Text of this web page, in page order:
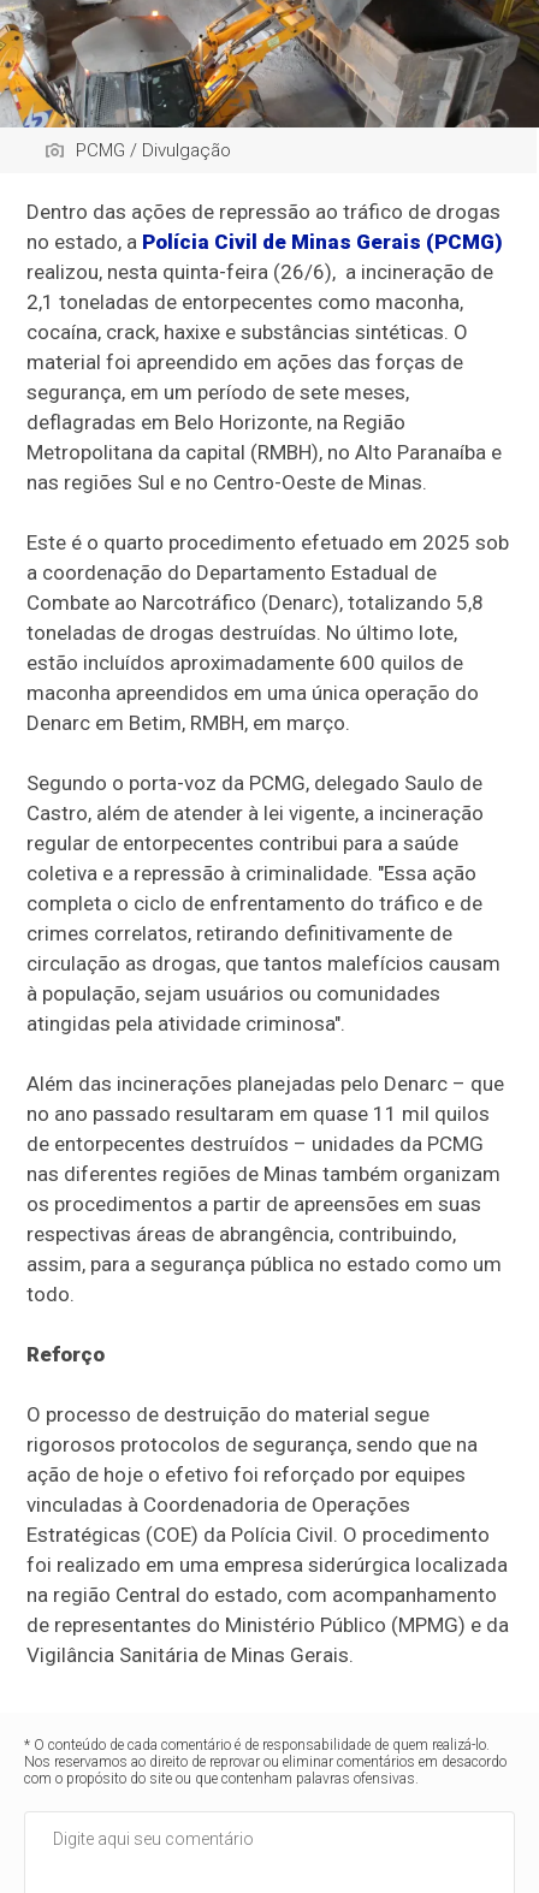
PCMG / Divulgação
Dentro das ações de repressão ao tráfico de drogas
no estado, a Polícia Civil de Minas Gerais (PCMG)
realizou, nesta quinta-feira (26/6), a incineração de
2,1 toneladas de entorpecentes como maconha,
cocaína, crack, haxixe e substâncias sintéticas. O
material foi apreendido em ações das forças de
segurança, em um período de sete meses,
deflagradas em Belo Horizonte, na Região
Metropolitana da capital (RMBH), no Alto Paranaíba e
nas regiões Sul e no Centro-Oeste de Minas.
Este é o quarto procedimento efetuado em 2025 sob
a coordenação do Departamento Estadual de
Combate ao Narcotráfico (Denarc), totalizando 5,8
toneladas de drogas destruídas. No último lote,
estão incluídos aproximadamente 600 quilos de
maconha apreendidos em uma única operação do
Denarc em Betim, RMBH, em março.
Segundo o porta-voz da PCMG, delegado Saulo de
Castro, além de atender à lei vigente, a incineração
regular de entorpecentes contribui para a saúde
coletiva e a repressão à criminalidade. "Essa ação
completa o ciclo de enfrentamento do tráfico e de
crimes correlatos, retirando definitivamente de
circulação as drogas, que tantos malefícios causam
à população, sejam usuários ou comunidades
atingidas pela atividade criminosa".
Além das incinerações planejadas pelo Denarc – que
no ano passado resultaram em quase 11 mil quilos
de entorpecentes destruídos – unidades da PCMG
nas diferentes regiões de Minas também organizam
os procedimentos a partir de apreensões em suas
respectivas áreas de abrangência, contribuindo,
assim, para a segurança pública no estado como um
todo.
Reforço
O processo de destruição do material segue
rigorosos protocolos de segurança, sendo que na
ação de hoje o efetivo foi reforçado por equipes
vinculadas à Coordenadoria de Operações
Estratégicas (COE) da Polícia Civil. O procedimento
foi realizado em uma empresa siderúrgica localizada
na região Central do estado, com acompanhamento
de representantes do Ministério Público (MPMG) e da
Vigilância Sanitária de Minas Gerais.
* O conteúdo de cada comentário é de responsabilidade de quem realizá-lo.
Nos reservamos ao direito de reprovar ou eliminar comentários em desacordo
com o propósito do site ou que contenham palavras ofensivas.